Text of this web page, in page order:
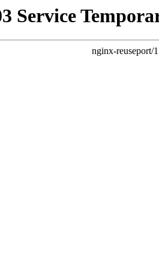
Service
nginx-reuseport/